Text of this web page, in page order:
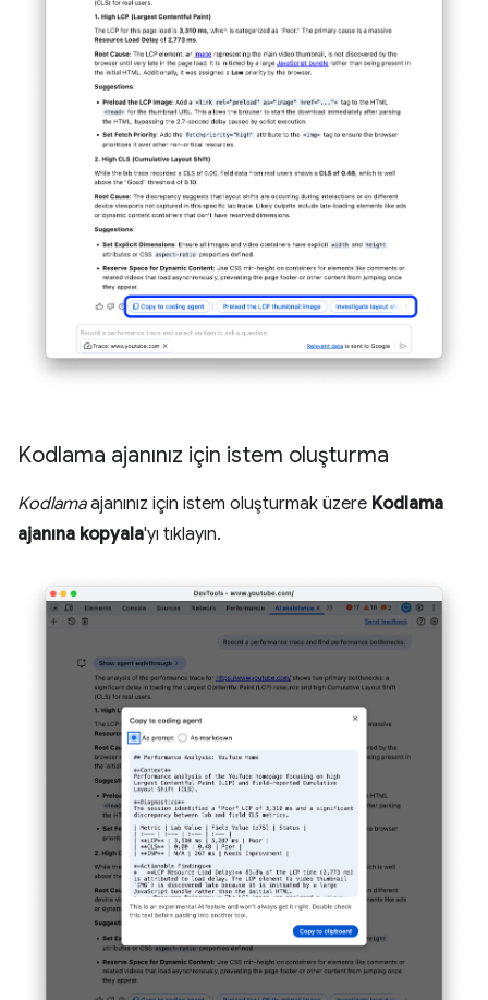
Kodlama ajanınız için istem oluşturma
Kodlamaajanınız için istem oluşturmak üzere Kodlama
ajanına kopyala'yı tıklayın.